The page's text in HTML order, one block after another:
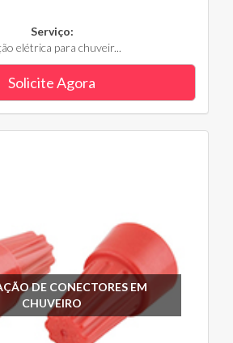
Serviço:
elétrica para chuveir...
Solicite Agora
DE CONECTORES EM
CHUVEIRO